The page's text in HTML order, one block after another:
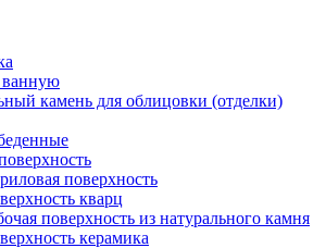
камень для облицовки (отделки)
поверхность
кварц
поверхность из натурального камня
керамика